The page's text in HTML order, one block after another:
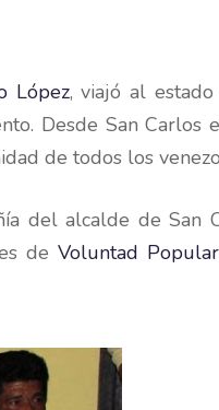
López, viajó al estado
Desde San Carlos
de todos los
del alcalde de San
de Voluntad Popular